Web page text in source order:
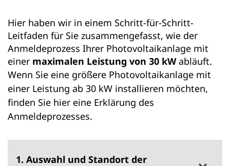
Hier haben wir in einem Schritt-für-Schritt-
Leitfaden für Sie zusammengefasst, wie der
Anmeldeprozess Ihrer Photovoltaikanlage mit
einer maximalen Leistung von 30 kWabläuft.
Wenn Sie eine größere Photovoltaikanlage mit
einer Leistung ab 30 kW installieren möchten,
finden Sie hier eine Erklärung des
Anmeldeprozesses.
1. Auswahl und Standort der